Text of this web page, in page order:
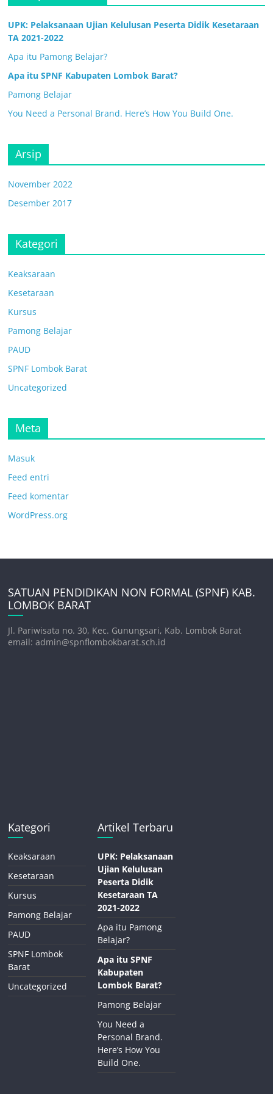
UPK: Pelaksanaan Ujian Kelulusan Peserta Didik Kesetaraan
TA 2021-2022
Apa itu Pamong Belajar?
Apa itu SPNF Kabupaten Lombok Barat?
Pamong Belajar
You Need a Personal Brand. Here’s How You Build One.
Arsip
November 2022
Desember 2017
Kategori
Keaksaraan
Kesetaraan
Kursus
Pamong Belajar
PAUD
SPNF Lombok Barat
Uncategorized
Meta
Masuk
Feed entri
Feed komentar
WordPress.org
SATUAN PENDIDIKAN NON FORMAL (SPNF) KAB.
LOMBOK BARAT
Jl. Pariwisata no. 30, Kec. Gunungsari, Kab. Lombok Barat
email: admin@spnflombokbarat.sch.id
Kategori
Keaksaraan
Kesetaraan
Kursus
Pamong Belajar
PAUD
SPNF Lombok
Barat
Uncategorized
Artikel Terbaru
UPK: Pelaksanaan
Ujian Kelulusan
Peserta Didik
Kesetaraan TA
2021-2022
Apa itu Pamong
Belajar?
Apa itu SPNF
Kabupaten
Lombok Barat?
Pamong Belajar
You Need a
Personal Brand.
Here’s How You
Build One.